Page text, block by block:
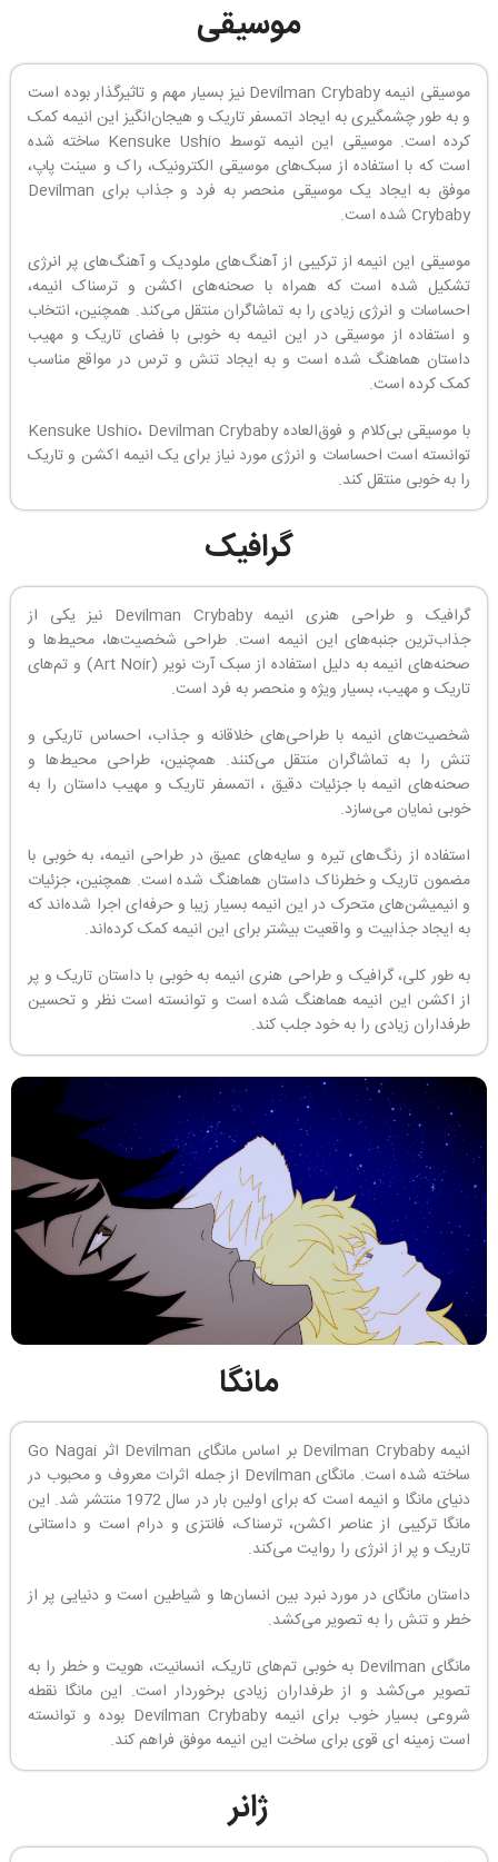
موسیقی
موسیقی انیمه Devilman Crybaby نیز بسیار مهم و تاثیرگذار بوده است
و به طور چشمگیری به ایجاد اتمسفر تاریک و هیجان‌انگیز این انیمه کمک
کرده است. موسیقی این انیمه توسط Kensuke Ushio ساخته شده
است که با استفاده از سبک‌های موسیقی الکترونیک، راک و سینت پاپ،
موفق به ایجاد یک موسیقی منحصر به فرد و جذاب برای Devilman
Crybaby شده است.
موسیقی این انیمه از ترکیبی از آهنگ‌های ملودیک و آهنگ‌های پر انرژی
تشکیل شده است که همراه با صحنه‌های اکشن و ترسناک انیمه،
احساسات و انرژی زیادی را به تماشاگران منتقل می‌کند. همچنین، انتخاب
و استفاده از موسیقی در این انیمه به خوبی با فضای تاریک و مهیب
داستان هماهنگ شده است و به ایجاد تنش و ترس در مواقع مناسب
کمک کرده است.
با موسیقی بی‌کلام و فوق‌العاده Kensuke Ushio، Devilman Crybaby
توانسته است احساسات و انرژی مورد نیاز برای یک انیمه اکشن و تاریک
را به خوبی منتقل کند.
گرافیک
گرافیک و طراحی هنری انیمه Devilman Crybaby نیز یکی از
جذاب‌ترین جنبه‌های این انیمه است. طراحی شخصیت‌ها، محیط‌ها و
صحنه‌های انیمه به دلیل استفاده از سبک آرت نویر (Art Noir) و تم‌های
تاریک و مهیب، بسیار ویژه و منحصر به فرد است.
شخصیت‌های انیمه با طراحی‌های خلاقانه و جذاب، احساس تاریکی و
تنش را به تماشاگران منتقل می‌کنند. همچنین، طراحی محیط‌ها و
صحنه‌های انیمه با جزئیات دقیق ، اتمسفر تاریک و مهیب داستان را به
خوبی نمایان می‌سازد.
استفاده از رنگ‌های تیره و سایه‌های عمیق در طراحی انیمه، به خوبی با
مضمون تاریک و خطرناک داستان هماهنگ شده است. همچنین، جزئیات
و انیمیشن‌های متحرک در این انیمه بسیار زیبا و حرفه‌ای اجرا شده‌اند که
به ایجاد جذابیت و واقعیت بیشتر برای این انیمه کمک کرده‌اند.
به طور کلی، گرافیک و طراحی هنری انیمه به خوبی با داستان تاریک و پر
از اکشن این انیمه هماهنگ شده است و توانسته است نظر و تحسین
طرفداران زیادی را به خود جلب کند.
مانگا
انیمه Devilman Crybaby بر اساس مانگای Devilman اثر Go Nagai
ساخته شده است. مانگای Devilman از جمله اثرات معروف و محبوب در
دنیای مانگا و انیمه است که برای اولین بار در سال 1972 منتشر شد. این
مانگا ترکیبی از عناصر اکشن، ترسناک، فانتزی و درام است و داستانی
تاریک و پر از انرژی را روایت می‌کند.
داستان مانگای در مورد نبرد بین انسان‌ها و شیاطین است و دنیایی پر از
خطر و تنش را به تصویر می‌کشد.
مانگای Devilman به خوبی تم‌های تاریک، انسانیت، هویت و خطر را به
تصویر می‌کشد و از طرفداران زیادی برخوردار است. این مانگا نقطه
شروعی بسیار خوب برای انیمه Devilman Crybaby بوده و توانسته
است زمینه ای قوی برای ساخت این انیمه موفق فراهم کند.
ژانر